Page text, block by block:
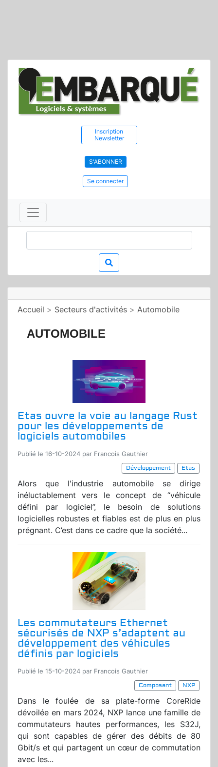
Inscription
Newsletter
S'ABONNER
Se connecter
Accueil > Secteurs d'activités > Automobile
AUTOMOBILE
Etas ouvre la voie au langage Rust
pour les développements de
logiciels automobiles
Publié le 16-10-2024 par Francois Gauthier
Développement
Etas
Alors que l'industrie automobile se dirige
inéluctablement vers le concept de “véhicule
défini par logiciel”, le besoin de solutions
logicielles robustes et fiables est de plus en plus
prégnant. C’est dans ce cadre que la société...
Les commutateurs Ethernet
sécurisés de NXP s’adaptent au
développement des véhicules
définis par logiciels
Publié le 15-10-2024 par Francois Gauthier
Composant
NXP
Dans le foulée de sa plate-forme CoreRide
dévoilée en mars 2024, NXP lance une famille de
commutateurs hautes performances, les S32J,
qui sont capables de gérer des débits de 80
Gbit/s et qui partagent un cœur de commutation
avec les...